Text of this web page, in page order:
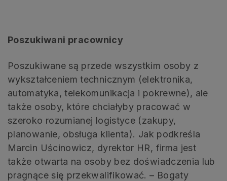
Poszukiwani pracownicy
Poszukiwane są przede wszystkim osoby z
wykształceniem technicznym (elektronika,
automatyka, telekomunikacja i pokrewne), ale
także osoby, które chciałyby pracować w
szeroko rozumianej logistyce (zakupy,
planowanie, obsługa klienta). Jak podkreśla
Marcin Uścinowicz, dyrektor HR, firma jest
także otwarta na osoby bez doświadczenia lub
pragnące się przekwalifikować. – Bogaty